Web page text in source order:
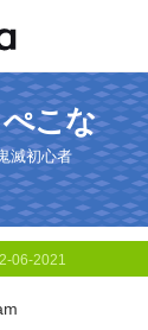
こな
滅初心者
06-2021